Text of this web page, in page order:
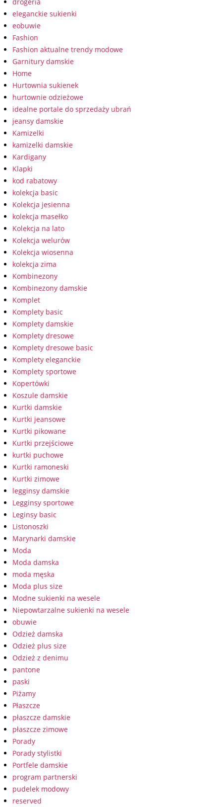
eleganckie sukienki
eobuwie
Fashion
Fashion aktualne trendy modowe
Garnitury damskie
Home
Hurtownia sukienek
hurtownie odzieżowe
idealne portale do sprzedaży ubrań
jeansy damskie
Kamizelki
kamizelki damskie
Kardigany
Klapki
kod rabatowy
kolekcja basic
Kolekcja jesienna
kolekcja masełko
Kolekcja na lato
Kolekcja welurów
Kolekcja wiosenna
kolekcja zima
Kombinezony
Kombinezony damskie
Komplet
Komplety basic
Komplety damskie
Komplety dresowe
Komplety dresowe basic
Komplety eleganckie
Komplety sportowe
Kopertówki
Koszule damskie
Kurtki damskie
Kurtki jeansowe
Kurtki pikowane
Kurtki przejściowe
kurtki puchowe
Kurtki ramoneski
Kurtki zimowe
legginsy damskie
Legginsy sportowe
Leginsy basic
Listonoszki
Marynarki damskie
Moda
Moda damska
moda męska
Moda plus size
Modne sukienki na wesele
Niepowtarzalne sukienki na wesele
obuwie
Odzież damska
Odzież plus size
Odzież z denimu
pantone
paski
Piżamy
Płaszcze
płaszcze damskie
płaszcze zimowe
Porady
Porady stylistki
Portfele damskie
program partnerski
pudelek modowy
reserved